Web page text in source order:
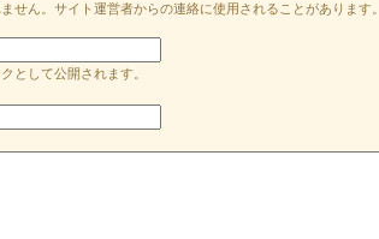
せん。サイト運営者からの連絡に使用されることがあります。
として公開されます。